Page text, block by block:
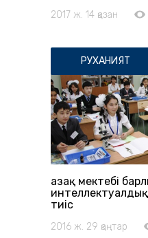
2017 ж. 14 қазан
РУХАНИЯТ
Қазақ мектебі
тиіс
2016 ж. 29 қаңтар